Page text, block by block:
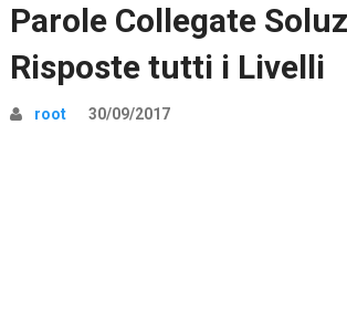
Parole Collegate
Risposte tutti i Livelli
root 30/09/2017